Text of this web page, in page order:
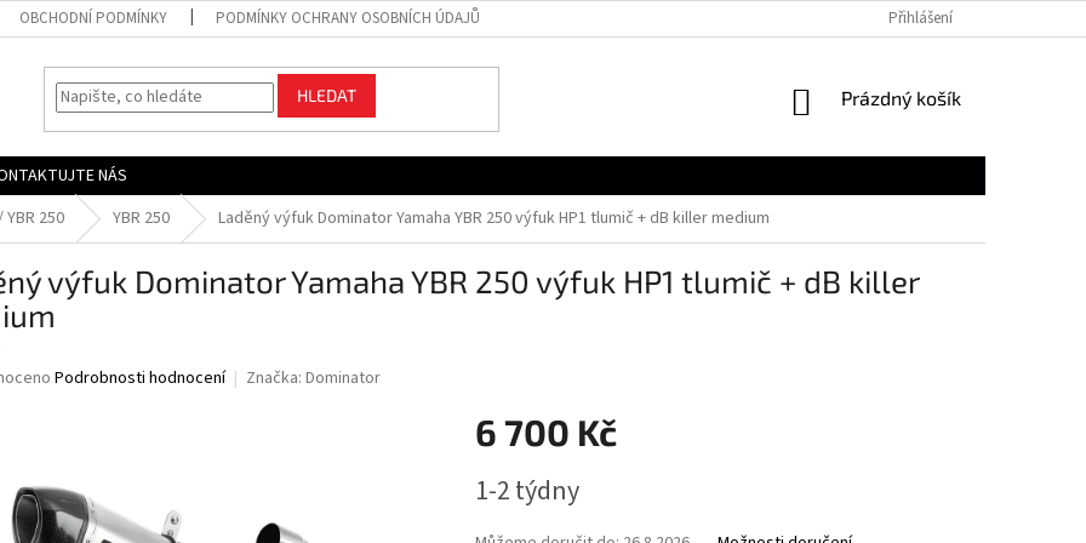
OBCHODNÍ PODMÍNKY PODMÍNKY OCHRANY OSOBNÍCH ÚDAJŮ Přihlášení
HLEDAT
NÁKUPNÍ
Prázdný košík
NÁS
YBR 250 YBR 250 Laděný výfuk Dominator Yamaha YBR 250 výfuk HP1 tlumič + dB killer medium
výfuk Dominator Yamaha YBR 250 výfuk HP1 tlumič + dB killer
Podrobnosti hodnocení Značka: Dominator
6 700 Kč
cena:
1-2 týdny